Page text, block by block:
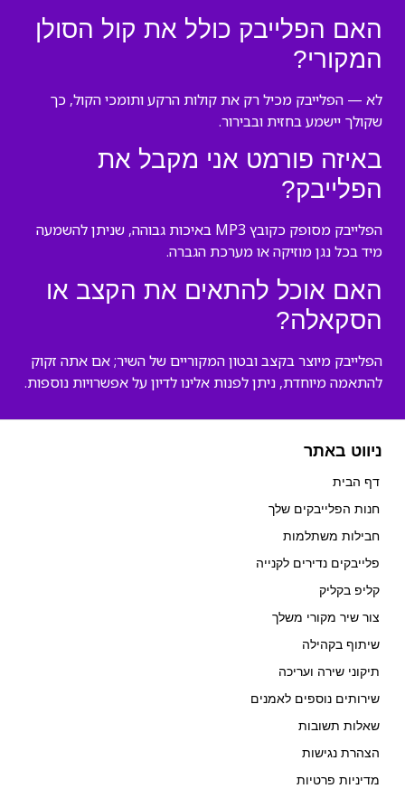
האם הפלייבק כולל את קול הסולן
המקורי?
לא — הפלייבק מכיל רק את קולות הרקע ותומכי הקול, כך
שקולך יישמע בחזית ובבירור.
באיזה פורמט אני מקבל את
הפלייבק?
הפלייבק מסופק כקובץ MP3 באיכות גבוהה, שניתן להשמעה
מיד בכל נגן מוזיקה או מערכת הגברה.
האם אוכל להתאים את הקצב או
הסקאלה?
הפלייבק מיוצר בקצב ובטון המקוריים של השיר; אם אתה זקוק
להתאמה מיוחדת, ניתן לפנות אלינו לדיון על אפשרויות נוספות.
ניווט באתר
דף הבית
חנות הפלייבקים שלך
חבילות משתלמות
פלייבקים נדירים לקנייה
קליפ בקליק
צור שיר מקורי משלך
שיתוף בקהילה
תיקוני שירה ועריכה
שירותים נוספים לאמנים
שאלות תשובות
הצהרת נגישות
מדיניות פרטיות